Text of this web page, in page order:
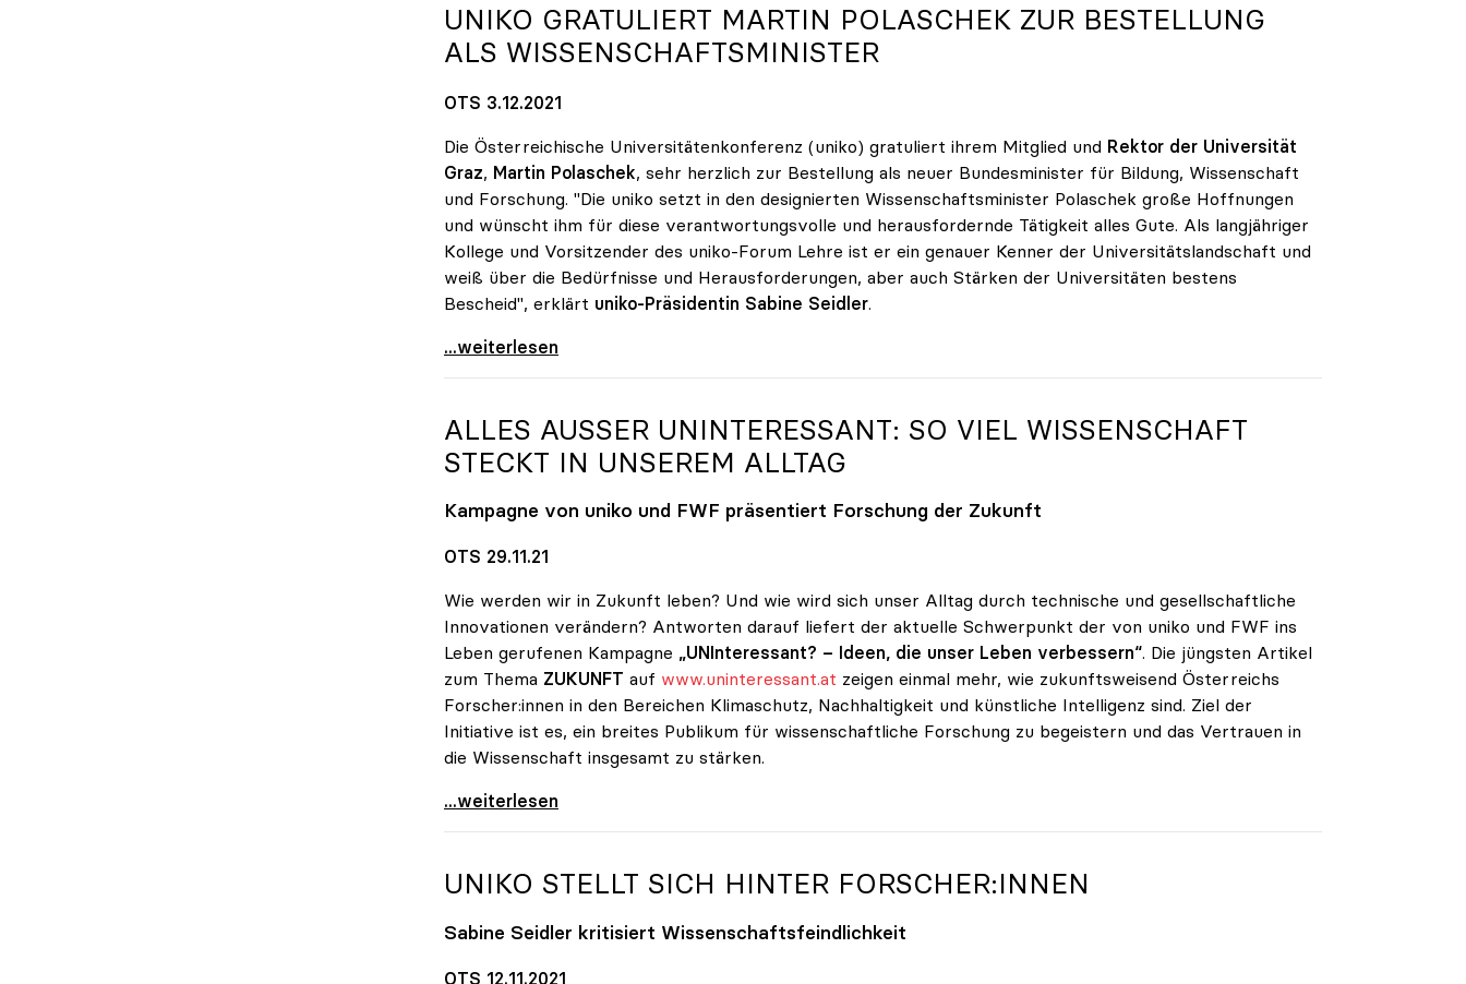
UNIKO GRATULIERT MARTIN POLASCHEK ZUR BESTELLUNG
ALS WISSENSCHAFTSMINISTER
OTS 3.12.2021
Die Österreichische Universitätenkonferenz (uniko) gratuliert ihrem Mitglied und Rektor der Universität
Graz, Martin Polaschek, sehr herzlich zur Bestellung als neuer Bundesminister für Bildung, Wissenschaft
und Forschung. "Die uniko setzt in den designierten Wissenschaftsminister Polaschek große Hoffnungen
und wünscht ihm für diese verantwortungsvolle und herausfordernde Tätigkeit alles Gute. Als langjähriger
Kollege und Vorsitzender des uniko-Forum Lehre ist er ein genauer Kenner der Universitätslandschaft und
weiß über die Bedürfnisse und Herausforderungen, aber auch Stärken der Universitäten bestens
Bescheid", erklärt uniko-Präsidentin Sabine Seidler.
uniko gratuliert Martin Polaschek zur Bestellung
...weiterlesen
ALLES AUSSER UNINTERESSANT: SO VIEL WISSENSCHAFT S
TECKT IN UNSEREM ALLTAG
Kampagne von uniko und FWF präsentiert Forschung der Zukunft
OTS 29.11.21
Wie werden wir in Zukunft leben? Und wie wird sich unser Alltag durch technische und gesellschaftliche
Innovationen verändern? Antworten darauf liefert der aktuelle Schwerpunkt der von uniko und FWF ins
Leben gerufenen Kampagne „UNInteressant? – Ideen, die unser Leben verbessern“. Die jüngsten Artikel
zum Thema ZUKUNFT auf www.uninteressant.at zeigen einmal mehr, wie zukunftsweisend Österreichs
Forscher:innen in den Bereichen Klimaschutz, Nachhaltigkeit und künstliche Intelligenz sind. Ziel der
Initiative ist es, ein breites Publikum für wissenschaftliche Forschung zu begeistern und das Vertrauen in
die Wissenschaft insgesamt zu stärken.
Alles außer UNInteressant: So viel Wissenschaft
...weiterlesen
UNIKO STELLT SICH HINTER FORSCHER:INNEN
Sabine Seidler kritisiert Wissenschaftsfeindlichkeit
OTS 12.11.2021